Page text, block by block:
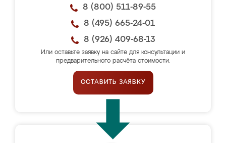
8 (800) 511-89-55
8 (495) 665-24-01
8 (926) 409-68-13
Или оставьте заявку на сайте для консультации и
предварительного расчёта стоимости.
ОСТАВИТЬ ЗАЯВКУ